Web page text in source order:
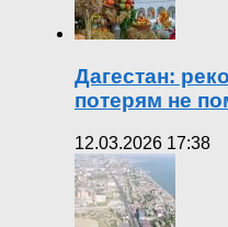
Дагестан:
потерям не
12.03.2026 17:38